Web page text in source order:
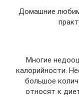
Домашние
Многие
калорийности.
большое
относят к